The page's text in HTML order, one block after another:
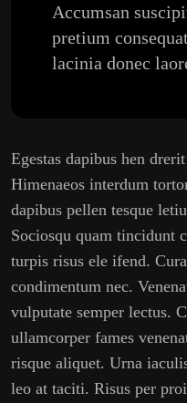
Accumsan
pretium
lacinia donec
Egestas dapibus hen
Himenaeos interdum
dapibus pellen tesque
Sociosqu quam tincidunt
turpis risus ele ifend.
condimentum nec.
vulputate semper lectus.
ullamcorper fames
risque aliquet. Urna
leo at taciti. Risus per